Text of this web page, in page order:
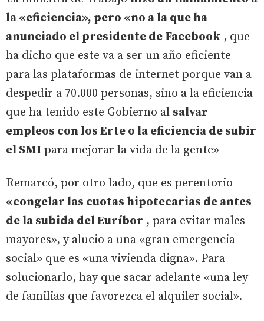
la «eficiencia», pero «no a la que ha
anunciado el presidente de Facebook , que
ha dicho que este va a ser un año eficiente
para las plataformas de internet porque van a
despedir a 70.000 personas, sino a la eficiencia
que ha tenido este Gobierno al salvar
empleos con los Erte o la eficiencia de subir
el SMI para mejorar la vida de la gente»
Remarcó, por otro lado, que es perentorio
«congelar las cuotas hipotecarias de antes
de la subida del Euríbor , para evitar males
mayores», y alucio a una «gran emergencia
social» que es «una vivienda digna». Para
solucionarlo, hay que sacar adelante «una ley
de familias que favorezca el alquiler social».